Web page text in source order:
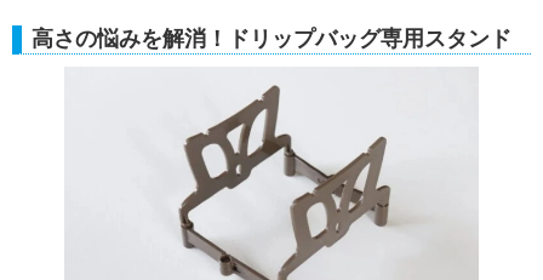
高さの悩みを解消！ドリップバッグ専用スタンド